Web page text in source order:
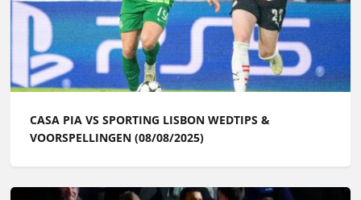
CASA PIA VS SPORTING LISBON WEDTIPS &
VOORSPELLINGEN (08/08/2025)